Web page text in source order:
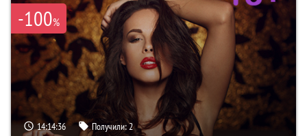
-100%
14:14:34 Получили:2